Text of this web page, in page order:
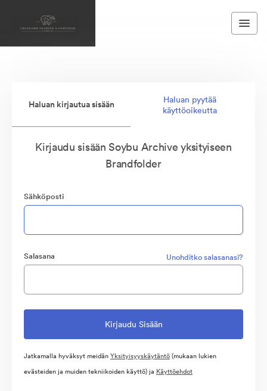
Haluan kirjautua sisään
Haluan pyytää
käyttöoikeutta
Kirjaudu sisään Soybu Archive yksityiseen
Brandfolder
Sähköposti
Salasana Unohditko salasanasi?
Jatkamalla hyväksyt meidänYksityisyyskäytäntö(mukaan lukien
evästeiden ja muiden tekniikoiden käyttö) ja Käyttöehdot